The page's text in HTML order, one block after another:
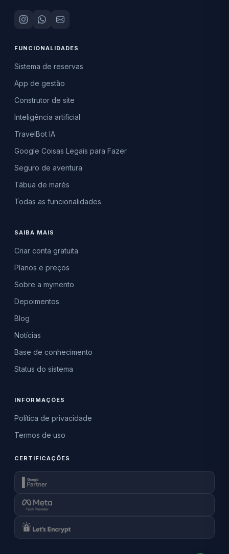
FUNCIONALIDADES
Sistema de reservas
App de gestão
Construtor de site
Inteligência artificial
TravelBot IA
Google Coisas Legais para Fazer
Seguro de aventura
Tábua de marés
Todas as funcionalidades
SAIBA MAIS
Criar conta gratuita
Planos e preços
Sobre a mymento
Depoimentos
Blog
Notícias
Base de conhecimento
Status do sistema
INFORMAÇÕES
Política de privacidade
Termos de uso
CERTIFICAÇÕES